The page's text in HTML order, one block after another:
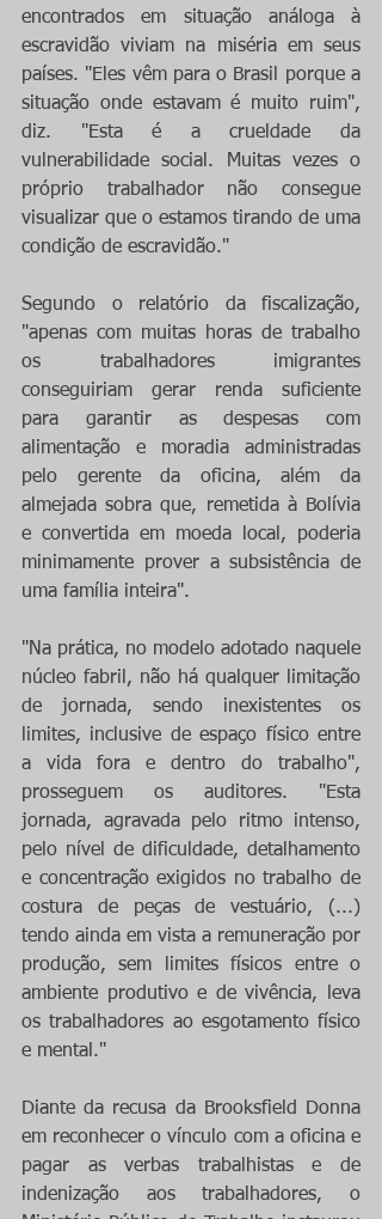
encontrados em situação análoga à
escravidão viviam na miséria em seus
países. "Eles vêm para o Brasil porque a
situação onde estavam é muito ruim",
diz. "Esta é a crueldade da
vulnerabilidade social. Muitas vezes o
próprio trabalhador não consegue
visualizar que o estamos tirando de uma
condição de escravidão."
Segundo o relatório da fiscalização,
"apenas com muitas horas de trabalho
os trabalhadores imigrantes
conseguiriam gerar renda suficiente
para garantir as despesas com
alimentação e moradia administradas
pelo gerente da oficina, além da
almejada sobra que, remetida à Bolívia
e convertida em moeda local, poderia
minimamente prover a subsistência de
uma família inteira".
"Na prática, no modelo adotado naquele
núcleo fabril, não há qualquer limitação
de jornada, sendo inexistentes os
limites, inclusive de espaço físico entre
a vida fora e dentro do trabalho",
prosseguem os auditores. "Esta
jornada, agravada pelo ritmo intenso,
pelo nível de dificuldade, detalhamento
e concentração exigidos no trabalho de
costura de peças de vestuário, (...)
tendo ainda em vista a remuneração por
produção, sem limites físicos entre o
ambiente produtivo e de vivência, leva
os trabalhadores ao esgotamento físico
e mental."
Diante da recusa da Brooksfield Donna
em reconhecer o vínculo com a oficina e
pagar as verbas trabalhistas e de
indenização aos trabalhadores, o